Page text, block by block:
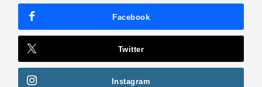
Facebook
Twitter
Instagram